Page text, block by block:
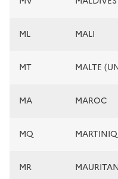
ML MALI
MT MALTE
MA MAROC
MQ
MR